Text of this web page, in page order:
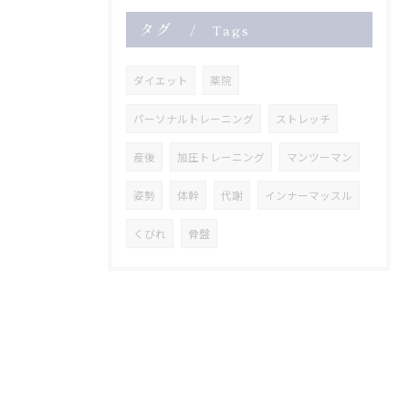
タグ Tags
ダイエット 薬院
パーソナルトレーニング ストレッチ
産後 加圧トレーニング マンツーマン
姿勢 体幹 代謝 インナーマッスル
くびれ 骨盤